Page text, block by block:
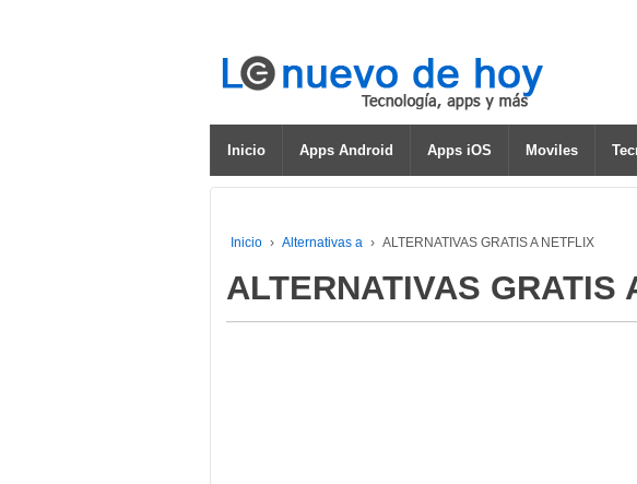
Inicio Apps Android Apps iOS Moviles
Inicio › Alternativas a › ALTERNATIVAS GRATIS A NETFLIX
ALTERNATIVAS GRATIS